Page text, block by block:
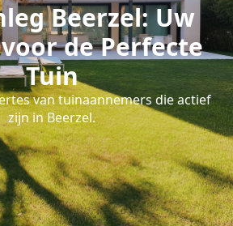
Beerzel: Uw
de Perfecte
Tuin
van tuinaannemers die actief
zijn in Beerzel.